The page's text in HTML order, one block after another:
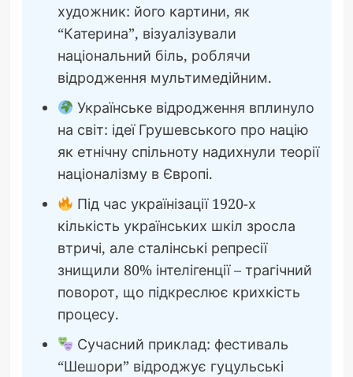
художник: його картини, як
“Катерина”, візуалізували
національний біль, роблячи
відродження мультимедійним.
Українське відродження вплинуло
на світ: ідеї Грушевського про націю
як етнічну спільноту надихнули теорії
націоналізму в Європі.
Під час українізації 1920-х
кількість українських шкіл зросла
втричі, але сталінські репресії
знищили 80% інтелігенції – трагічний
поворот, що підкреслює крихкість
процесу.
Сучасний приклад: фестиваль
“Шешори” відроджує гуцульські